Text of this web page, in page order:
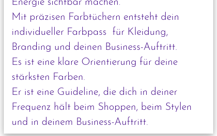
Energie sichtbar machen.
Mit präzisen Farbtüchern entsteht dein
individueller Farbpass für Kleidung,
Branding und deinen Business-Auftritt.
Es ist eine klare Orientierung für deine
stärksten Farben.
Er ist eine Guideline, die dich in deiner
Frequenz hält beim Shoppen, beim Stylen
und in deinem Business-Auftritt.